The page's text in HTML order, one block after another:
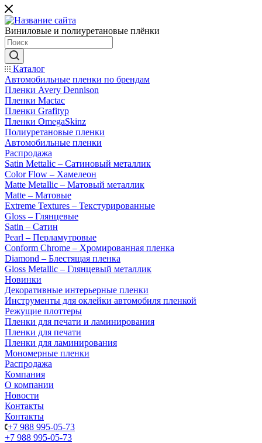
Виниловые и полиуретановые плёнки
Каталог
Автомобильные пленки по брендам
Пленки Avery Dennison
Пленки Mactac
Пленки Grafityp
Пленки OmegaSkinz
Полиуретановые пленки
Автомобильные пленки
Распродажа
Satin Mettalic – Сатиновый металлик
Color Flow – Хамелеон
Matte Metallic – Матовый металлик
Matte – Матовые
Extreme Textures – Текстурированные
Gloss – Глянцевые
Satin – Сатин
Pearl – Перламутровые
Conform Chrome – Хромированная пленка
Diamond – Блестящая пленка
Gloss Metallic – Глянцевый металлик
Новинки
Декоративные интерьерные пленки
Инструменты для оклейки автомобиля пленкой
Режущие плоттеры
Пленки для печати и ламинирования
Пленки для печати
Пленки для ламинирования
Мономерные пленки
Распродажа
Компания
О компании
Новости
Контакты
Контакты
+7 988 995-05-73
+7 988 995-05-73